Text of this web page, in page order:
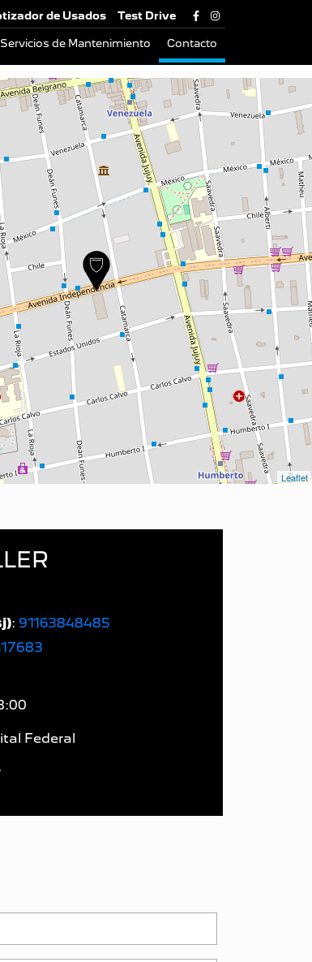
de Usados Test Drive
Servicios de Mantenimiento Contacto
Leaflet
: 91163848485
Federal